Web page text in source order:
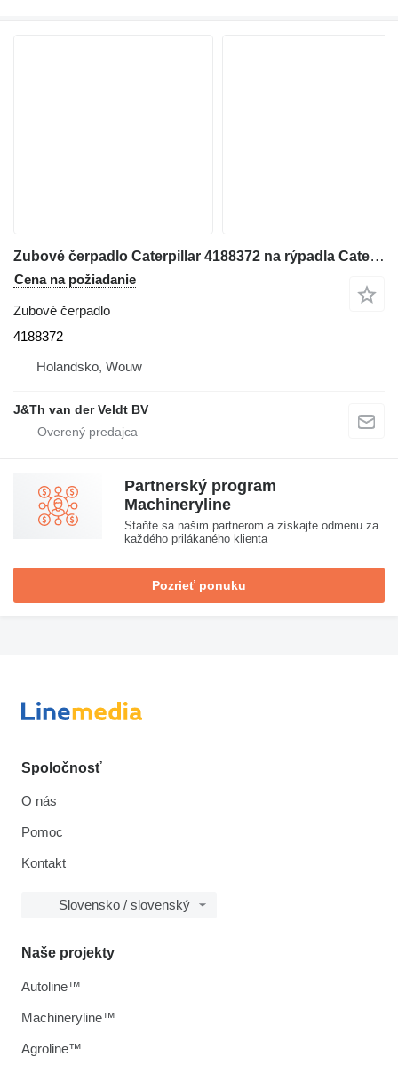
Zubové čerpadlo Caterpillar 4188372 na rýpadla Caterpillar 336E 340F 336F
Cena na požiadanie
Zubové čerpadlo
4188372
Holandsko, Wouw
J&Th van der Veldt BV
Partnerský program
Machineryline
Staňte sa našim partnerom a získajte odmenu za
každého prilákaného klienta
Pozrieť ponuku
Spoločnosť
O nás
Pomoc
Kontakt
Slovensko / slovenský
Naše projekty
Autoline™
Machineryline™
Agroline™